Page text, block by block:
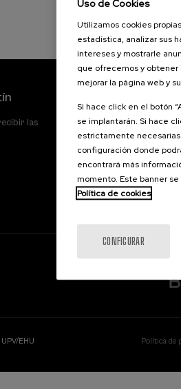
las
Palacio
Paseo
20007
EHU Política de
Uso de Cookies
Utilizamos cookies
estadística, analizar sus
intereses y mostrarle
que ofrecemos y
mejorar la página web y
Si hace click en el botón
se implantarán. Si hace
estrictamente
configuración donde
encontrará más
momento. Este banner
Política de cookies
CONFIGURAR